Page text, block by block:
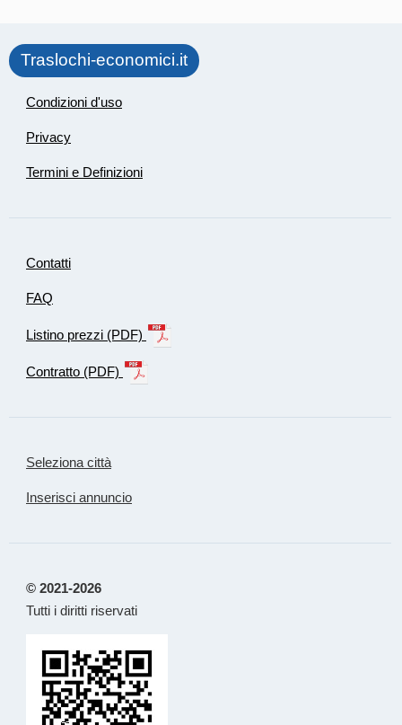
Traslochi-economici.it
Condizioni d'uso
Privacy
Termini e Definizioni
Contatti
FAQ
Listino prezzi (PDF)
Contratto (PDF)
Seleziona città
Inserisci annuncio
© 2021-2026
Tutti i diritti riservati